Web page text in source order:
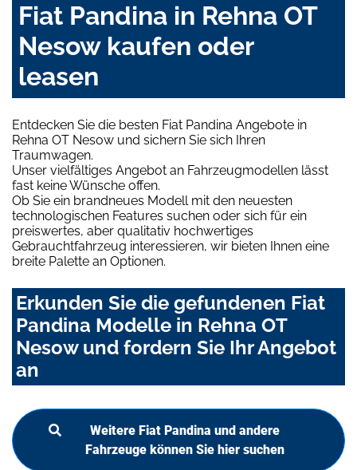
Fiat Pandina in Rehna OT
Nesow kaufen oder
leasen
Entdecken Sie die besten Fiat Pandina Angebote in
Rehna OT Nesow und sichern Sie sich Ihren
Traumwagen.
Unser vielfältiges Angebot an Fahrzeugmodellen lässt
fast keine Wünsche offen.
Ob Sie ein brandneues Modell mit den neuesten
technologischen Features suchen oder sich für ein
preiswertes, aber qualitativ hochwertiges
Gebrauchtfahrzeug interessieren, wir bieten Ihnen eine
breite Palette an Optionen.
Erkunden Sie die gefundenen Fiat
Pandina Modelle in Rehna OT
Nesow und fordern Sie Ihr Angebot
an
Weitere Fiat Pandina und andere
Fahrzeuge können Sie hier suchen